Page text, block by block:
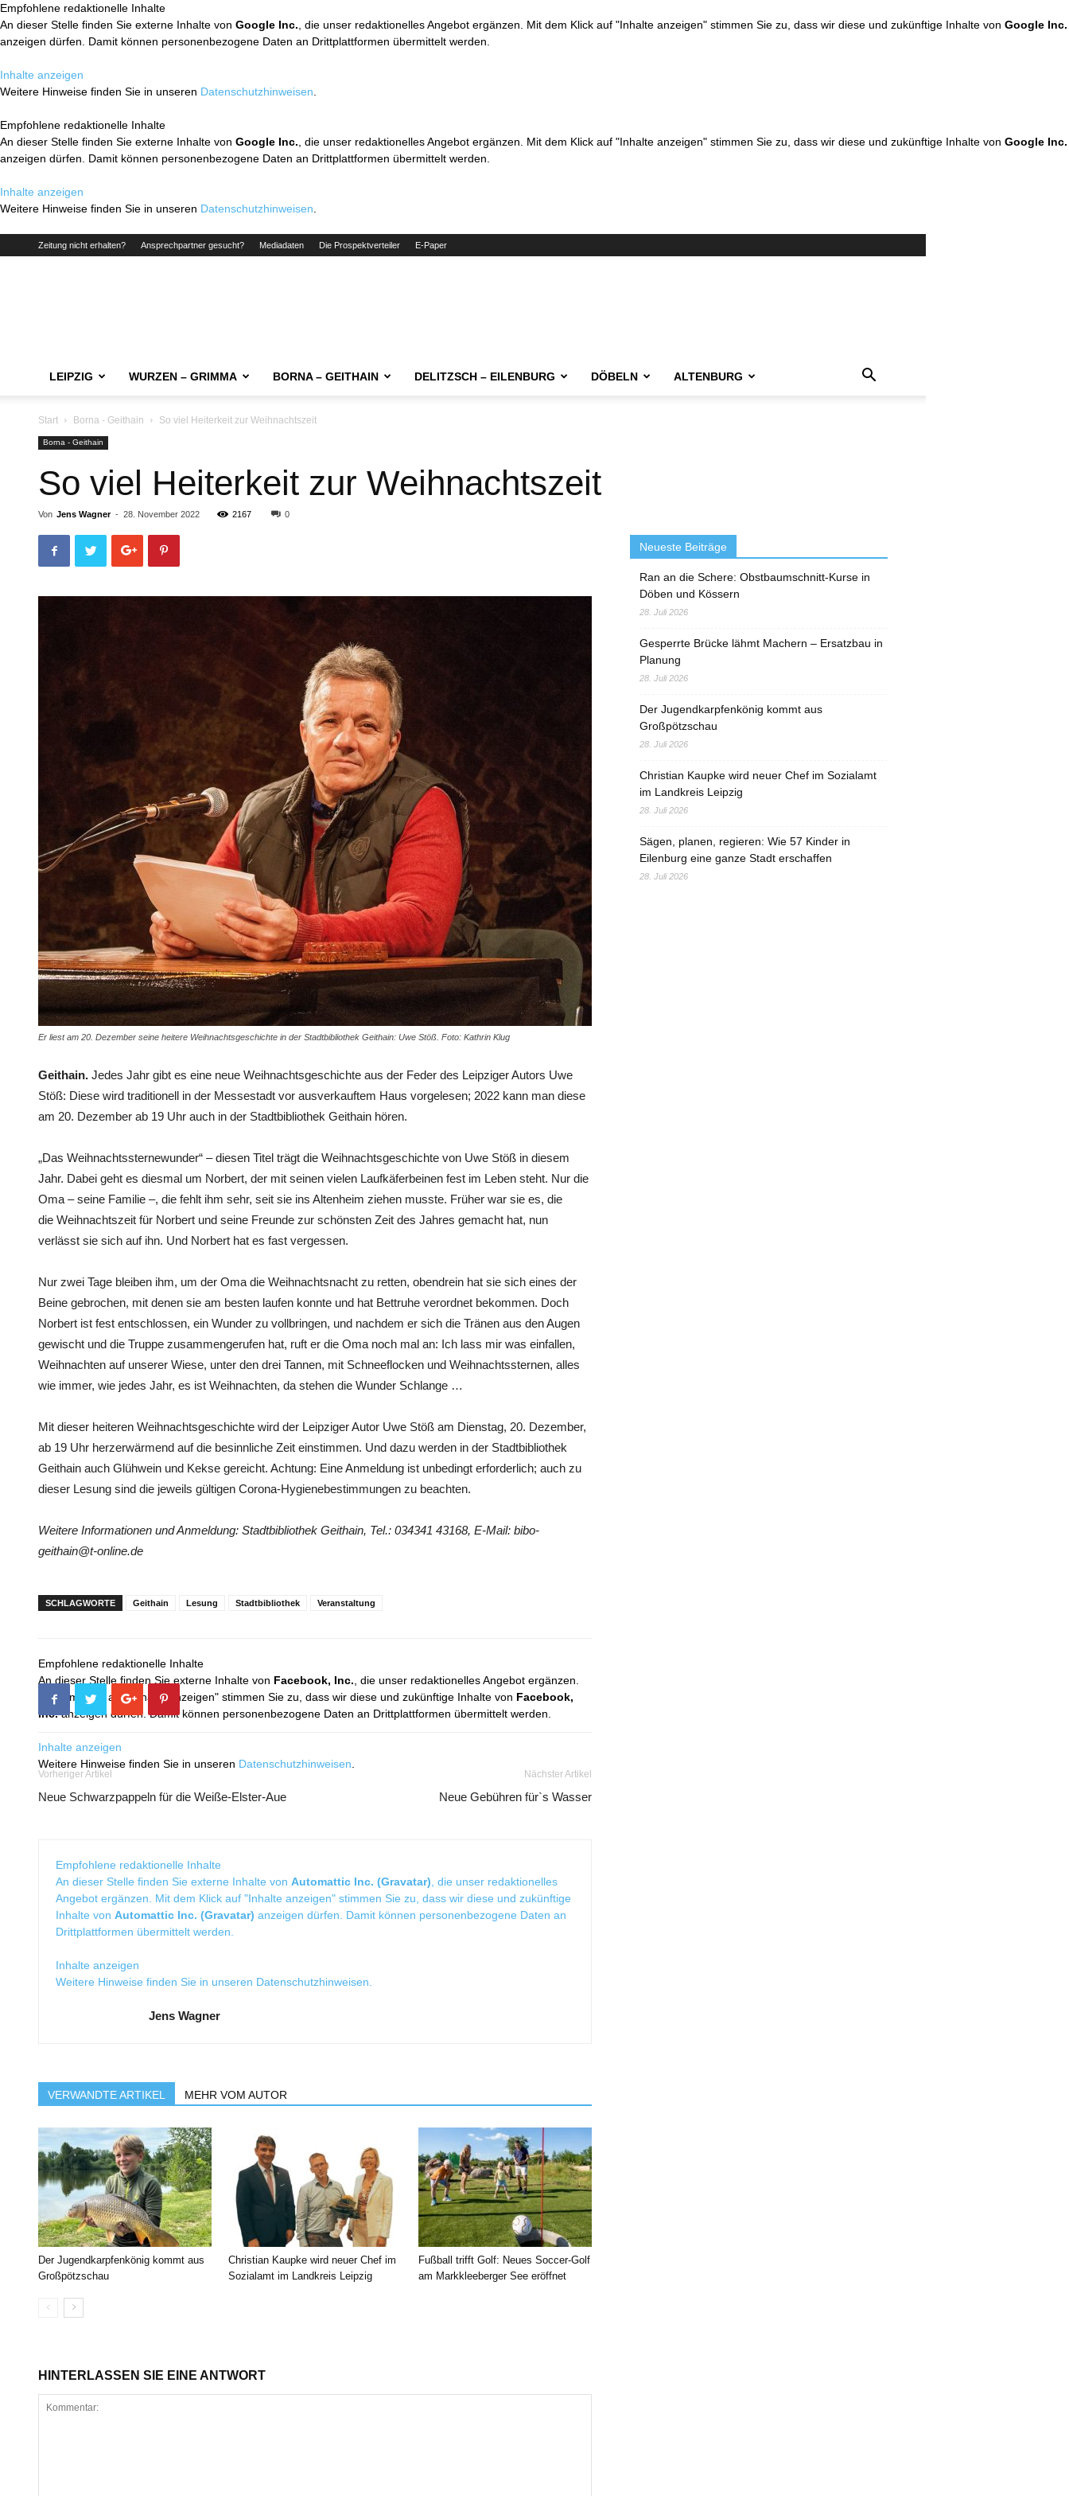
Empfohlene redaktionelle Inhalte
An dieser Stelle finden Sie externe Inhalte von Google Inc. , die unser redaktionelles Angebot ergänzen. Mit dem Klick auf "Inhalte anzeigen" stimmen Sie zu, dass wir diese und zukünftige Inhalte von Google Inc.
anzeigen dürfen. Damit können personenbezogene Daten an Drittplattformen übermittelt werden.
Inhalte anzeigen
Weitere Hinweise finden Sie in unseren Datenschutzhinweisen
Empfohlene redaktionelle Inhalte
An dieser Stelle finden Sie externe Inhalte von Google Inc. , die unser redaktionelles Angebot ergänzen. Mit dem Klick auf "Inhalte anzeigen" stimmen Sie zu, dass wir diese und zukünftige Inhalte von Google Inc.
anzeigen dürfen. Damit können personenbezogene Daten an Drittplattformen übermittelt werden.
Inhalte anzeigen
Weitere Hinweise finden Sie in unseren Datenschutzhinweisen
Zeitung nicht erhalten? Ansprechpartner gesucht? Mediadaten Die Prospektverteiler E-Paper
LEIPZIG WURZEN – GRIMMA BORNA – GEITHAIN DELITZSCH – EILENBURG DÖBELN ALTENBURG
Start Borna - Geithain So viel Heiterkeit zur Weihnachtszeit
Borna - Geithain
So viel Heiterkeit zur Weihnachtszeit
Von Jens Wagner - 28. November 2022 2167 0
Er liest am 20. Dezember seine heitere Weihnachtsgeschichte in der Stadtbibliothek Geithain: Uwe Stöß. Foto: Kathrin Klug
Geithain. Jedes Jahr gibt es eine neue Weihnachtsgeschichte aus der Feder des Leipziger Autors Uwe
Stöß: Diese wird traditionell in der Messestadt vor ausverkauftem Haus vorgelesen; 2022 kann man diese
am 20. Dezember ab 19 Uhr auch in der Stadtbibliothek Geithain hören.
„Das Weihnachtssternewunder“ – diesen Titel trägt die Weihnachtsgeschichte von Uwe Stöß in diesem
Jahr. Dabei geht es diesmal um Norbert, der mit seinen vielen Laufkäferbeinen fest im Leben steht. Nur die
Oma – seine Familie –, die fehlt ihm sehr, seit sie ins Altenheim ziehen musste. Früher war sie es, die
die Weihnachtszeit für Norbert und seine Freunde zur schönsten Zeit des Jahres gemacht hat, nun
verlässt sie sich auf ihn. Und Norbert hat es fast vergessen.
Nur zwei Tage bleiben ihm, um der Oma die Weihnachtsnacht zu retten, obendrein hat sie sich eines der
Beine gebrochen, mit denen sie am besten laufen konnte und hat Bettruhe verordnet bekommen. Doch
Norbert ist fest entschlossen, ein Wunder zu vollbringen, und nachdem er sich die Tränen aus den Augen
gewischt und die Truppe zusammengerufen hat, ruft er die Oma noch mal an: Ich lass mir was einfallen,
Weihnachten auf unserer Wiese, unter den drei Tannen, mit Schneeflocken und Weihnachtssternen, alles
wie immer, wie jedes Jahr, es ist Weihnachten, da stehen die Wunder Schlange …
Mit dieser heiteren Weihnachtsgeschichte wird der Leipziger Autor Uwe Stöß am Dienstag, 20. Dezember,
ab 19 Uhr herzerwärmend auf die besinnliche Zeit einstimmen. Und dazu werden in der Stadtbibliothek
Geithain auch Glühwein und Kekse gereicht. Achtung: Eine Anmeldung ist unbedingt erforderlich; auch zu
dieser Lesung sind die jeweils gültigen Corona-Hygienebestimmungen zu beachten.
Weitere Informationen und Anmeldung: Stadtbibliothek Geithain, Tel.: 034341 43168, E-Mail: bibo-
geithain@t-online.de
SCHLAGWORTE Geithain Lesung Stadtbibliothek Veranstaltung
Empfohlene redaktionelle Inhalte
An dieser Stelle finden Sie externe Inhalte von Facebook, Inc. , die unser redaktionelles Angebot ergänzen.
Mit dem Klick auf "Inhalte anzeigen" stimmen Sie zu, dass wir diese und zukünftige Inhalte von Facebook,
Inc.anzeigen dürfen. Damit können personenbezogene Daten an Drittplattformen übermittelt werden.
Inhalte anzeigen
Weitere Hinweise finden Sie in unseren Datenschutzhinweisen
Vorheriger Artikel
Neue Schwarzpappeln für die Weiße-Elster-Aue
Nächster Artikel
Neue Gebühren für`s Wasser
Empfohlene redaktionelle Inhalte
An dieser Stelle finden Sie externe Inhalte von Automattic Inc. (Gravatar) , die unser redaktionelles
Angebot ergänzen. Mit dem Klick auf "Inhalte anzeigen" stimmen Sie zu, dass wir diese und zukünftige
Inhalte von Automattic Inc. (Gravatar) anzeigen dürfen. Damit können personenbezogene Daten an
Drittplattformen übermittelt werden.
Inhalte anzeigen
Weitere Hinweise finden Sie in unseren Datenschutzhinweisen
Jens Wagner
VERWANDTE ARTIKEL MEHR VOM AUTOR
Der Jugendkarpfenkönig kommt aus
Großpötzschau
Christian Kaupke wird neuer Chef im
Sozialamt im Landkreis Leipzig
Fußball trifft Golf: Neues Soccer-Golf
am Markkleeberger See eröffnet
HINTERLASSEN SIE EINE ANTWORT
Neueste Beiträge
Ran an die Schere: Obstbaumschnitt-Kurse in
Döben und Kössern
28. Juli 2026
Gesperrte Brücke lähmt Machern – Ersatzbau in
Planung
28. Juli 2026
Der Jugendkarpfenkönig kommt aus
Großpötzschau
28. Juli 2026
Christian Kaupke wird neuer Chef im Sozialamt
im Landkreis Leipzig
28. Juli 2026
Sägen, planen, regieren: Wie 57 Kinder in
Eilenburg eine ganze Stadt erschaffen
28. Juli 2026